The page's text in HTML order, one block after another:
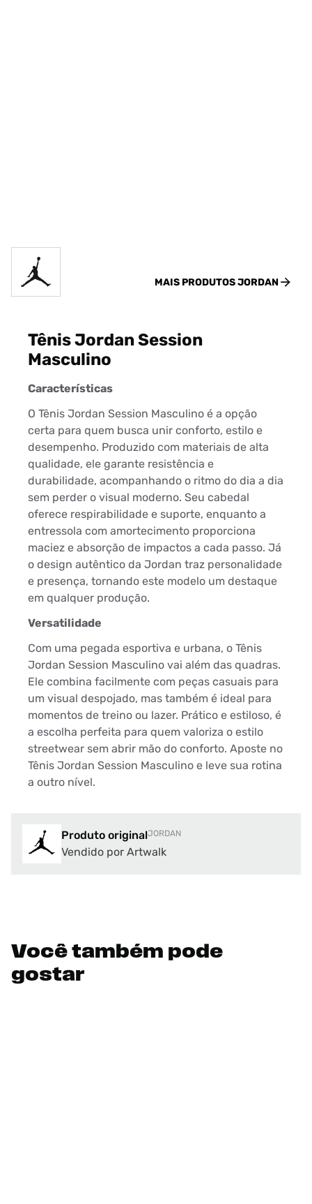
MAIS PRODUTOSJORDAN
Tênis Jordan Session
Masculino
Características
O Tênis Jordan Session Masculino é a opção
certa para quem busca unir conforto, estilo e
desempenho. Produzido com materiais de alta
qualidade, ele garante resistência e
durabilidade, acompanhando o ritmo do dia a dia
sem perder o visual moderno. Seu cabedal
oferece respirabilidade e suporte, enquanto a
entressola com amortecimento proporciona
maciez e absorção de impactos a cada passo. Já
o design autêntico da Jordan traz personalidade
e presença, tornando este modelo um destaque
em qualquer produção.
Versatilidade
Com uma pegada esportiva e urbana, o Tênis
Jordan Session Masculino vai além das quadras.
Ele combina facilmente com peças casuais para
um visual despojado, mas também é ideal para
momentos de treino ou lazer. Prático e estiloso, é
a escolha perfeita para quem valoriza o estilo
streetwear sem abrir mão do conforto. Aposte no
Tênis Jordan Session Masculino e leve sua rotina
a outro nível.
Produto originalJORDAN
Vendido por Artwalk
Você também pode
gostar